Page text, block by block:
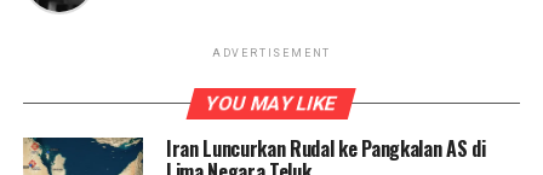
ADVERTISEMENT
YOU MAY LIKE
Iran Luncurkan Rudal ke Pangkalan AS di